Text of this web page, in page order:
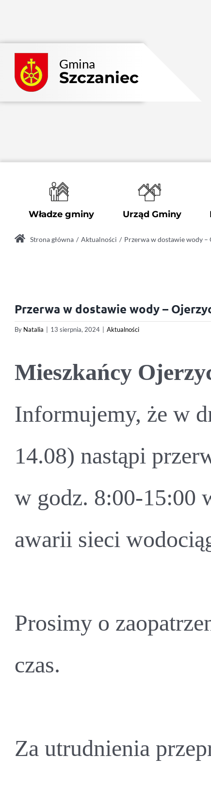
Gmina
Szczaniec
Władze gminy Urząd Gminy
Strona główna Aktualności Przerwa w dostawie wody –
Przerwa w dostawie wody –
By Natalia 13 sierpnia, 2024 Aktualności
Mieszkańcy
Informujemy, że w
14.08) nastąpi
w godz. 8:00-15:00
awarii sieci
Prosimy o
czas.
Za utrudnienia